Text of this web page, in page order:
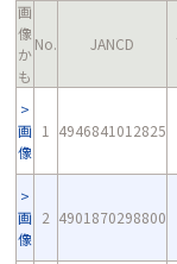
画
像
か
も
No. JANCD
画
像
1 4946841012825
画
像
2 4901870298800